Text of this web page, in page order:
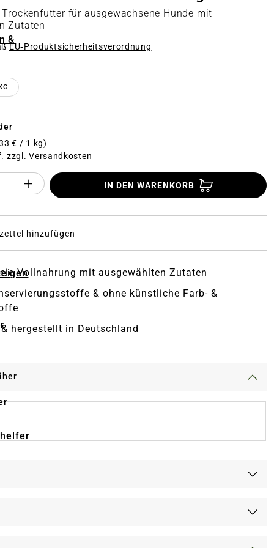
&
für ausgewachsene Hunde mit
Zutaten
EU‑Produktsicherheitsverordnung
€ / 1 kg)
zzgl.Versandkosten
des Produktes "%product%":
IN DEN WARENKORB
hinzufügen
Vollnahrung mit ausgewählten Zutaten
& ohne künstliche Farb- &
& hergestellt in Deutschland